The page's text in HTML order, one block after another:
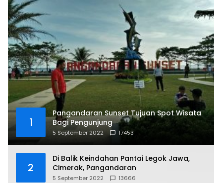
1
Pangandaran Sunset Tujuan Spot Wisata
Bagi Pengunjung
5 September 2022 17453
2
Di Balik Keindahan Pantai Legok Jawa,
Cimerak, Pangandaran
5 September 2022 13666